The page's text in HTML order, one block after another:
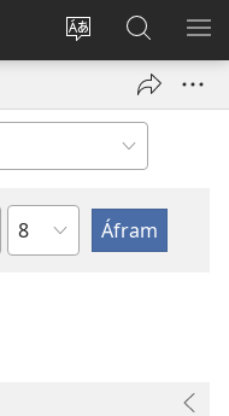
Tungumál
Innskrá
(opnast
glugga)
Leit
á
JW.ORG
Kafla